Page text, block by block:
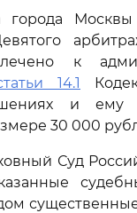
Москвы
к
14.1
и
30 000
Суд